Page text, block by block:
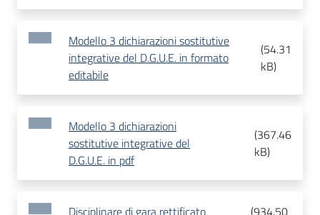
Modello 3 dichiarazioni sostitutive
integrative del D.G.U.E. in formato
editabile
(54.31
kB)
Modello 3 dichiarazioni
sostitutive integrative del
D.G.U.E. in pdf
(367.46
kB)
Disciplinare di gara rettificato
(934.50